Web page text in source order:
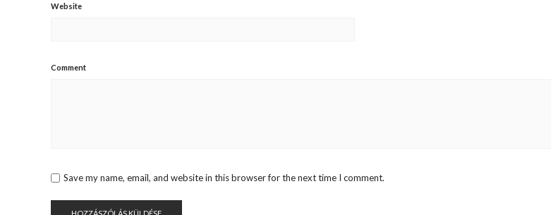
Website
Comment
Save my name, email, and website in this browser for the next time I comment.